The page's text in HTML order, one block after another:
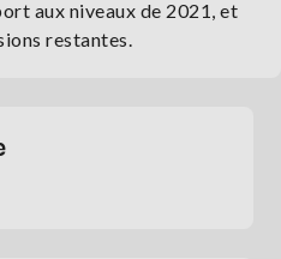
aux niveaux de 2021, et
restantes.